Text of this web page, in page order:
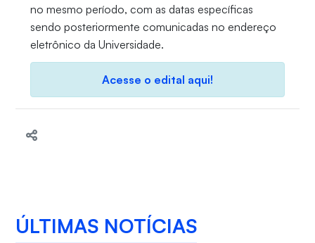
no mesmo período, com as datas específicas
sendo posteriormente comunicadas no endereço
eletrônico da Universidade.
Acesse o edital aqui!
ÚLTIMAS NOTÍCIAS